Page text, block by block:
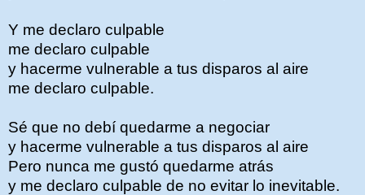
Y me declaro culpable
me declaro culpable
y hacerme vulnerable a tus disparos al aire
me declaro culpable.
Sé que no debí quedarme a negociar
y hacerme vulnerable a tus disparos al aire
Pero nunca me gustó quedarme atrás
y me declaro culpable de no evitar lo inevitable.